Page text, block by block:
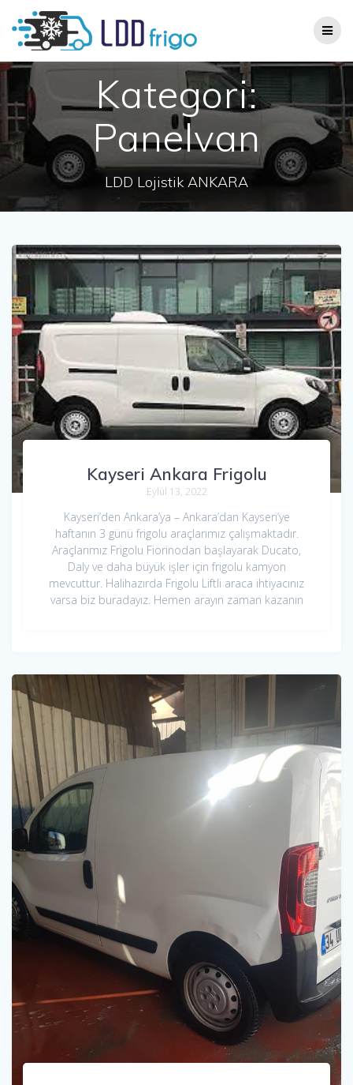
content
Kategori:
Panelvan
LDD Lojistik ANKARA
Kayseri Ankara Frigolu
Eylül 13, 2022
Kayseri’den Ankara’ya – Ankara’dan Kayseri’ye
haftanın 3 günü frigolu araçlarımız çalışmaktadır.
Araçlarımız Frigolu Fiorinodan başlayarak Ducato,
Daly ve daha büyük işler için frigolu kamyon
mevcuttur. Halihazırda Frigolu Liftli araca ihtiyacınız
varsa biz buradayız. Hemen arayın zaman kazanın